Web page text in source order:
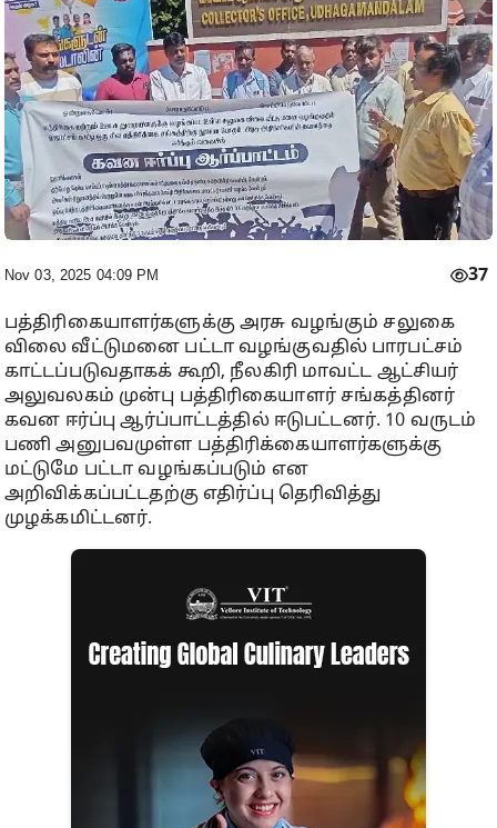
Nov 03, 2025 04:09 PM 37
பத்திரிகையாளர்களுக்கு அரசு வழங்கும் சலுகை
விலை வீட்டுமனை பட்டா வழங்குவதில் பாரபட்சம்
காட்டப்படுவதாகக் கூறி, நீலகிரி மாவட்ட ஆட்சியர்
அலுவலகம் முன்பு பத்திரிகையாளர் சங்கத்தினர்
கவன ஈர்ப்பு ஆர்ப்பாட்டத்தில் ஈடுபட்டனர். 10 வருடம்
பணி அனுபவமுள்ள பத்திரிக்கையாளர்களுக்கு
மட்டுமே பட்டா வழங்கப்படும் என
அறிவிக்கப்பட்டதற்கு எதிர்ப்பு தெரிவித்து
முழக்கமிட்டனர்.